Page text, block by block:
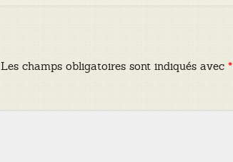
Les champs obligatoires sont indiqués avec*